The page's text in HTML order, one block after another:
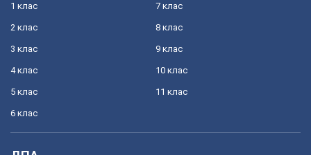
1 клас
2 клас
3 клас
4 клас
5 клас
6 клас
7 клас
8 клас
9 клас
10 клас
11 клас